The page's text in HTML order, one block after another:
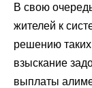
В свою
жителей к
решению
взыскание
выплаты